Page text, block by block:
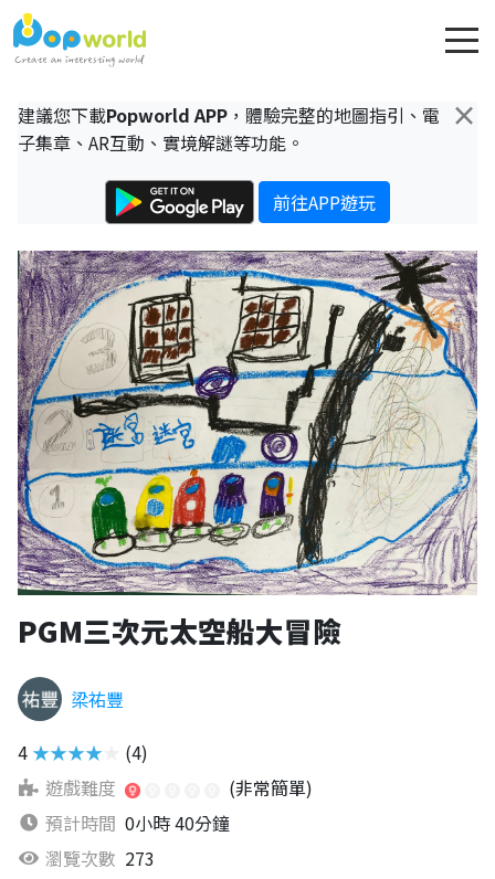
×
建議您下載Popworld APP ，體驗完整的地圖指引、電
子集章、AR互動、實境解謎等功能。
前往APP遊玩
PGM三次元太空船大冒險
梁祐豐
4 ★★★★★
(4)
遊戲難度
(非常簡單)
預計時間 0小時 40分鐘
瀏覽次數 273